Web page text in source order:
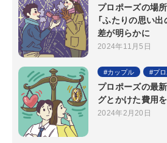
プロポーズの場
「ふたりの思い
差が明らかに
2024年11月5日
カップル プ
プロポーズの最
グとかけた費用を
2024年2月20日